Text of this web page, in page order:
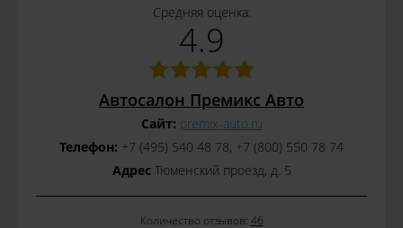
Средняя оценка:
4.9
Автосалон Премикс Авто
Сайт: premix-auto.ru
Телефон: +7 (495) 540 48 78, +7 (800) 550 78 74
АдресТюменский проезд, д. 5
Количество отзывов: 46